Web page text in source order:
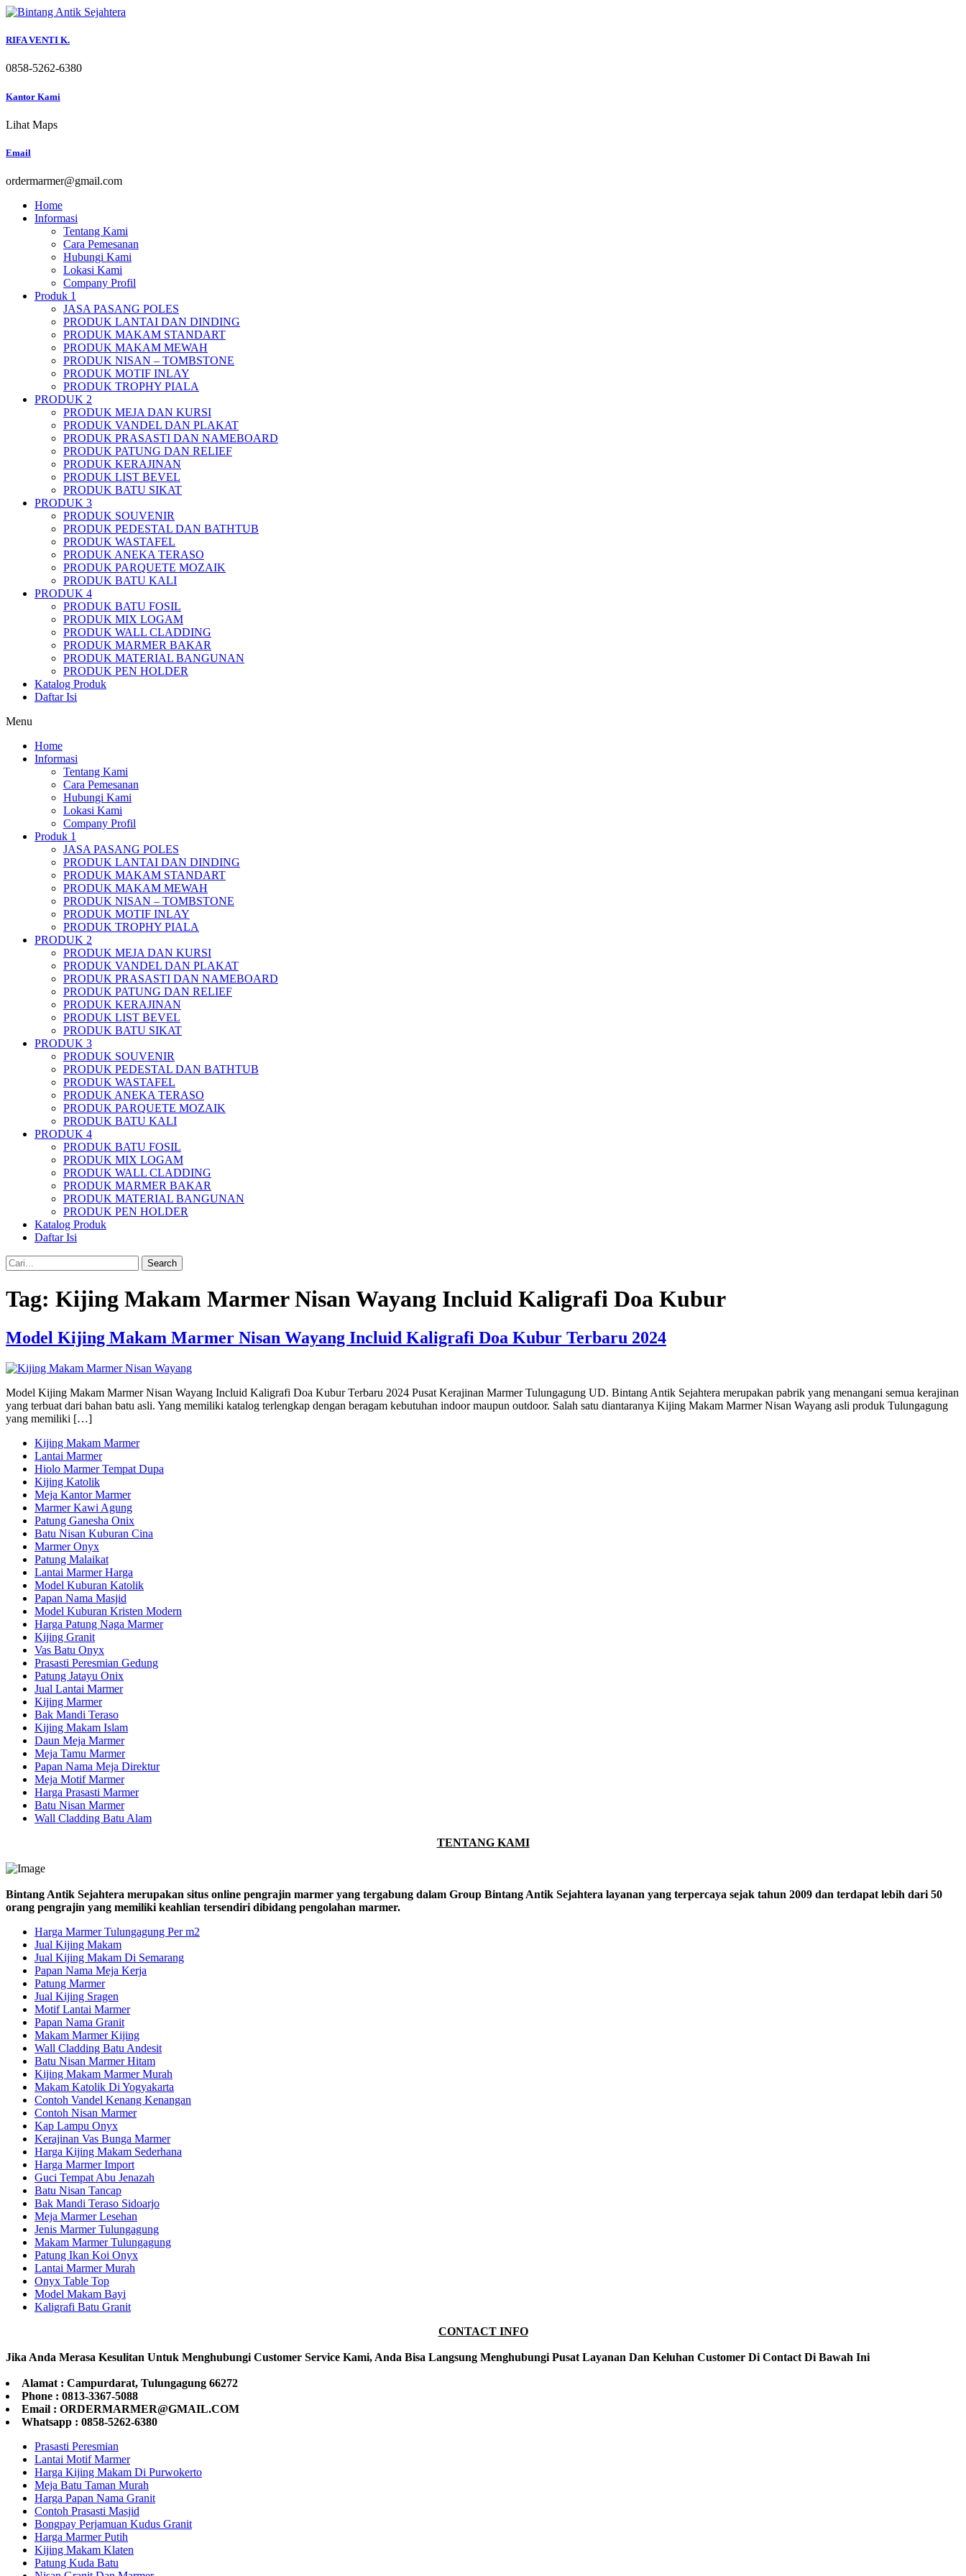
Skip
content
RIFA VENTI K.
0858-5262-6380
Kantor Kami
Lihat Maps
Email
ordermarmer@gmail.com
Home
Informasi
Tentang Kami
Cara Pemesanan
Hubungi Kami
Lokasi Kami
Company Profil
Produk 1
JASA PASANG POLES
PRODUK LANTAI DAN DINDING
PRODUK MAKAM STANDART
PRODUK MAKAM MEWAH
PRODUK NISAN – TOMBSTONE
PRODUK MOTIF INLAY
PRODUK TROPHY PIALA
PRODUK 2
PRODUK MEJA DAN KURSI
PRODUK VANDEL DAN PLAKAT
PRODUK PRASASTI DAN NAMEBOARD
PRODUK PATUNG DAN RELIEF
PRODUK KERAJINAN
PRODUK LIST BEVEL
PRODUK BATU SIKAT
PRODUK 3
PRODUK SOUVENIR
PRODUK PEDESTAL DAN BATHTUB
PRODUK WASTAFEL
PRODUK ANEKA TERASO
PRODUK PARQUETE MOZAIK
PRODUK BATU KALI
PRODUK 4
PRODUK BATU FOSIL
PRODUK MIX LOGAM
PRODUK WALL CLADDING
PRODUK MARMER BAKAR
PRODUK MATERIAL BANGUNAN
PRODUK PEN HOLDER
Katalog Produk
Daftar Isi
Menu
Home
Informasi
Tentang Kami
Cara Pemesanan
Hubungi Kami
Lokasi Kami
Company Profil
Produk 1
JASA PASANG POLES
PRODUK LANTAI DAN DINDING
PRODUK MAKAM STANDART
PRODUK MAKAM MEWAH
PRODUK NISAN – TOMBSTONE
PRODUK MOTIF INLAY
PRODUK TROPHY PIALA
PRODUK 2
PRODUK MEJA DAN KURSI
PRODUK VANDEL DAN PLAKAT
PRODUK PRASASTI DAN NAMEBOARD
PRODUK PATUNG DAN RELIEF
PRODUK KERAJINAN
PRODUK LIST BEVEL
PRODUK BATU SIKAT
PRODUK 3
PRODUK SOUVENIR
PRODUK PEDESTAL DAN BATHTUB
PRODUK WASTAFEL
PRODUK ANEKA TERASO
PRODUK PARQUETE MOZAIK
PRODUK BATU KALI
PRODUK 4
PRODUK BATU FOSIL
PRODUK MIX LOGAM
PRODUK WALL CLADDING
PRODUK MARMER BAKAR
PRODUK MATERIAL BANGUNAN
PRODUK PEN HOLDER
Katalog Produk
Daftar Isi
Search
Tag: Kijing Makam Marmer Nisan Wayang Incluid Kaligrafi Doa Kubur
Model Kijing Makam Marmer Nisan Wayang Incluid Kaligrafi Doa Kubur Terbaru 2024
Model Kijing Makam Marmer Nisan Wayang Incluid Kaligrafi Doa Kubur Terbaru 2024 Pusat Kerajinan Marmer Tulungagung UD. Bintang Antik Sejahtera merupakan pabrik yang menangani semua kerajinan
yang terbuat dari bahan batu asli. Yang memiliki katalog terlengkap dengan beragam kebutuhan indoor maupun outdoor. Salah satu diantaranya Kijing Makam Marmer Nisan Wayang asli produk Tulungagung
yang memiliki […]
Kijing Makam Marmer
Lantai Marmer
Hiolo Marmer Tempat Dupa
Kijing Katolik
Meja Kantor Marmer
Marmer Kawi Agung
Patung Ganesha Onix
Batu Nisan Kuburan Cina
Marmer Onyx
Patung Malaikat
Lantai Marmer Harga
Model Kuburan Katolik
Papan Nama Masjid
Model Kuburan Kristen Modern
Harga Patung Naga Marmer
Kijing Granit
Vas Batu Onyx
Prasasti Peresmian Gedung
Patung Jatayu Onix
Jual Lantai Marmer
Kijing Marmer
Bak Mandi Teraso
Kijing Makam Islam
Daun Meja Marmer
Meja Tamu Marmer
Papan Nama Meja Direktur
Meja Motif Marmer
Harga Prasasti Marmer
Batu Nisan Marmer
Wall Cladding Batu Alam
TENTANG KAMI
Bintang Antik Sejahtera merupakan situs online pengrajin marmer yang tergabung dalam Group Bintang Antik Sejahtera layanan yang terpercaya sejak tahun 2009 dan terdapat lebih dari 50
orang pengrajin yang memiliki keahlian tersendiri dibidang pengolahan marmer.
Harga Marmer Tulungagung Per m2
Jual Kijing Makam
Jual Kijing Makam Di Semarang
Papan Nama Meja Kerja
Patung Marmer
Jual Kijing Sragen
Motif Lantai Marmer
Papan Nama Granit
Makam Marmer Kijing
Wall Cladding Batu Andesit
Batu Nisan Marmer Hitam
Kijing Makam Marmer Murah
Makam Katolik Di Yogyakarta
Contoh Vandel Kenang Kenangan
Contoh Nisan Marmer
Kap Lampu Onyx
Kerajinan Vas Bunga Marmer
Harga Kijing Makam Sederhana
Harga Marmer Import
Guci Tempat Abu Jenazah
Batu Nisan Tancap
Bak Mandi Teraso Sidoarjo
Meja Marmer Lesehan
Jenis Marmer Tulungagung
Makam Marmer Tulungagung
Patung Ikan Koi Onyx
Lantai Marmer Murah
Onyx Table Top
Model Makam Bayi
Kaligrafi Batu Granit
CONTACT INFO
Jika Anda Merasa Kesulitan Untuk Menghubungi Customer Service Kami, Anda Bisa Langsung Menghubungi Pusat Layanan Dan Keluhan Customer Di Contact Di Bawah Ini
Alamat : Campurdarat, Tulungagung 66272
Phone : 0813-3367-5088
Email : ORDERMARMER@GMAIL.COM
Whatsapp : 0858-5262-6380
Prasasti Peresmian
Lantai Motif Marmer
Harga Kijing Makam Di Purwokerto
Meja Batu Taman Murah
Harga Papan Nama Granit
Contoh Prasasti Masjid
Bongpay Perjamuan Kudus Granit
Harga Marmer Putih
Kijing Makam Klaten
Patung Kuda Batu